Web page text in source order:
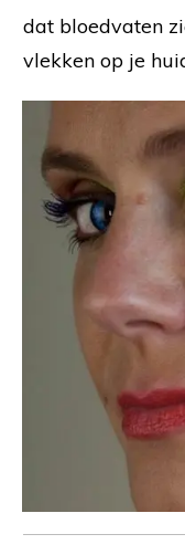
dat bloedvaten
vlekken op je